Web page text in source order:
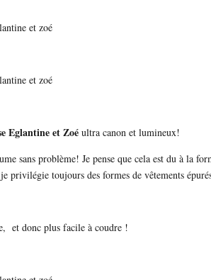
Eglantine et Zoé ultra canon et lumineux!
sans problème! Je pense que cela est du à la
privilégie toujours des formes de vêtements
et donc plus facile à coudre !